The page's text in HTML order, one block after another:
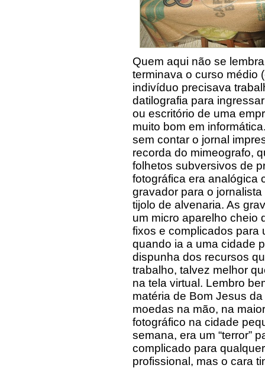
Quem aqui não se
terminava o curso médio
indivíduo precisava
datilografia para
ou escritório de uma
muito bom em
sem contar o jornal
recorda do mimeografo,
folhetos subversivos de
fotográfica era analógica
gravador para o
tijolo de alvenaria. As
um micro aparelho cheio
fixos e complicados para
quando ia a uma cidade
dispunha dos recursos
trabalho, talvez melhor
na tela virtual. Lembro
matéria de Bom Jesus
moedas na mão, na
fotográfico na cidade
semana, era um “terror”
complicado para
profissional, mas o cara